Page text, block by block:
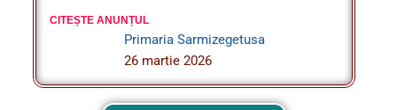
Mai multe anunțuri